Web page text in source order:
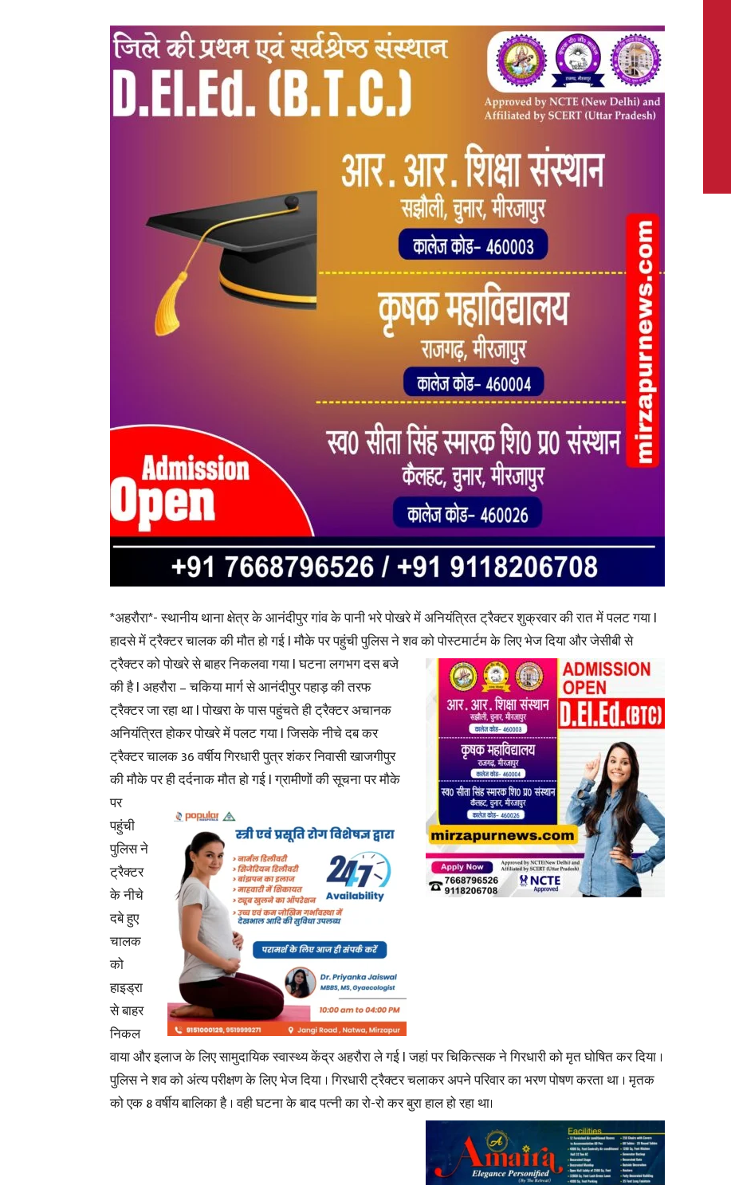
News,
Latest
News
in
Hindi,
Today
Hindi
News
*अहरौरा*- स्थानीय थाना क्षेत्र के आनंदीपुर गांव के पानी भरे पोखरे में अनियंत्रित ट्रैक्टर शुक्रवार की रात में पलट गया l
हादसे में ट्रैक्टर चालक की मौत हो गई l मौके पर पहुंची पुलिस ने शव को पोस्टमार्टम के लिए भेज दिया और जेसीबी से
ट्रैक्टर कोपोखरे से बाहर निकलवा गया l घटना लगभग दस बजे
की है l अहरौरा – चकिया मार्ग से आनंदीपुर पहाड़ की तरफ
ट्रैक्टर जा रहा था l पोखरा के पास पहुंचते ही ट्रैक्टर अचानक
अनियंत्रित होकर पोखरे में पलट गया l जिसके नीचे दब कर
ट्रैक्टर चालक 36 वर्षीय गिरधारी पुत्र शंकर निवासी खाजगीपुर
की मौके पर ही दर्दनाक मौत हो गई l ग्रामीणों कीसूचना पर मौके
पर
पहुंची
पुलिस ने
ट्रैक्टर
के नीचे
दबे हुए
चालक
को
हाइड्रा
से बाहर
निकल
वाया और इलाज के लिए सामुदायिक स्वास्थ्य केंद्र अहरौरा ले गई l जहां पर चिकित्सक ने गिरधारी को मृत घोषित कर दिया ।
पुलिस ने शव को अंत्य परीक्षण के लिए भेज दिया । गिरधारी ट्रैक्टर चलाकर अपने परिवार का भरण पोषण करता था । मृतक
को एक 8 वर्षीय बालिका है । वही घटना के बाद पत्नी का रो-रो कर बुरा हाल हो रहा था।